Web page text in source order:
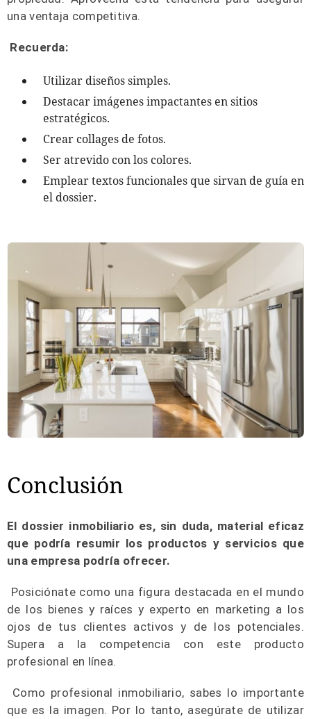
una ventaja competitiva.
Recuerda:
Utilizar diseños simples.
Destacar imágenes impactantes en sitios
estratégicos.
Crear collages de fotos.
Ser atrevido con los colores.
Emplear textos funcionales que sirvan de guía en
el dossier.
Conclusión
El dossier inmobiliario es, sin duda, material eficaz
que podría resumir los productos y servicios que
una empresa podría ofrecer.
Posiciónate como una figura destacada en el mundo
de los bienes y raíces y experto en marketing a los
ojos de tus clientes activos y de los potenciales.
Supera a la competencia con este producto
profesional en línea.
Como profesional inmobiliario, sabes lo importante
que es la imagen. Por lo tanto, asegúrate de utilizar